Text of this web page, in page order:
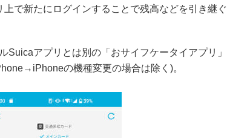
で新たにログインすることで残高などを引き継ぐ
Suicaアプリとは別の「おサイフケータイアプリ」
の機種変更の場合は除く)。